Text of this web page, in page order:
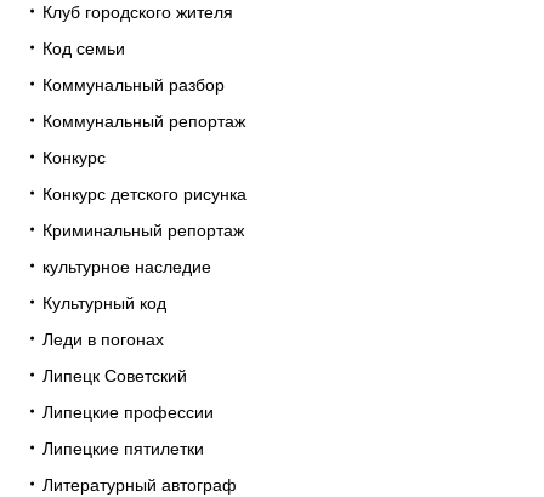
Клуб городского жителя
Код семьи
Коммунальный разбор
Коммунальный репортаж
Конкурс
Конкурс детского рисунка
Криминальный репортаж
культурное наследие
Культурный код
Леди в погонах
Липецк Советский
Липецкие профессии
Липецкие пятилетки
Литературный автограф